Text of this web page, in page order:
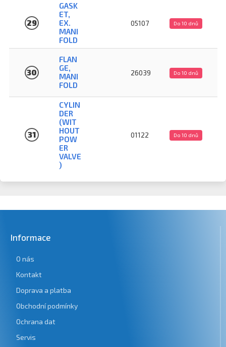
29
GASK
ET,
EX.
MANI
FOLD
05107 Do 10 dnů
30
FLAN
GE,
MANI
FOLD
26039 Do 10 dnů
31
CYLIN
DER
(WIT
HOUT
POW
ER
VALVE
)
01122 Do 10 dnů
Informace
O nás
Kontakt
Doprava a platba
Obchodní podmínky
Ochrana dat
Servis